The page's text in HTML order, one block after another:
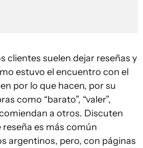
clientes suelen dejar reseñas y
estuvo el encuentro con el
por lo que hacen, por su
como “barato”, “valer”,
a otros. Discuten
es más común
argentinos, pero, con páginas